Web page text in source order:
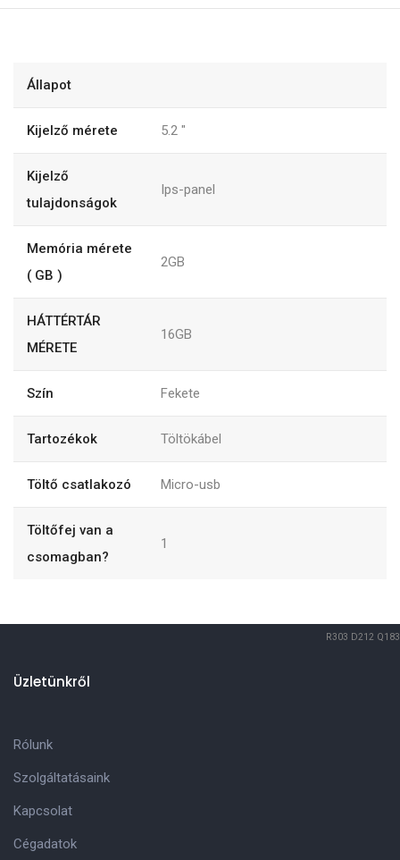
Állapot
Kijelző mérete 5.2 "
Kijelző
tulajdonságok
Ips-panel
Memória mérete
( GB )
2GB
HÁTTÉRTÁR
MÉRETE
16GB
Szín Fekete
Tartozékok Töltökábel
Töltő csatlakozó Micro-usb
Töltőfej van a
csomagban?
1
R303 D212 Q183
Üzletünkről
Rólunk
Szolgáltatásaink
Kapcsolat
Cégadatok